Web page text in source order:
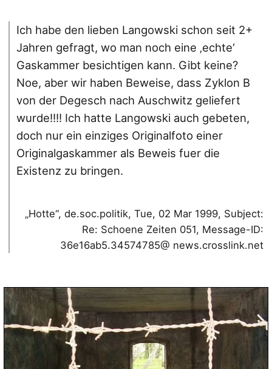
Ich habe den lieben Langowski schon seit 2+
Jahren gefragt, wo man noch eine ‚echte‘
Gaskammer besichtigen kann. Gibt keine?
Noe, aber wir haben Beweise, dass Zyklon B
von der Degesch nach Auschwitz geliefert
wurde!!!! Ich hatte Langowski auch gebeten,
doch nur ein einziges Originalfoto einer
Originalgaskammer als Beweis fuer die
Existenz zu bringen.
„Hotte“, de.soc.politik, Tue, 02 Mar 1999, Subject:
Re: Schoene Zeiten 051, Message-ID:
36e16ab5.34574785@ news.crosslink.net